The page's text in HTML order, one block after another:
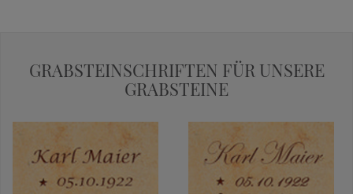
GRABSTEINSCHRIFTEN FÜR UNSERE
GRABSTEINE